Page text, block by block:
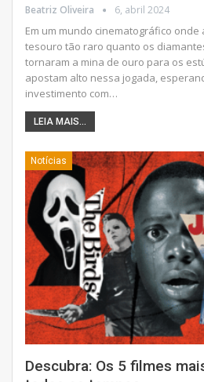
Beatriz Oliveira 6, abril 2024
Em um mundo cinematográfico
tesouro tão raro quanto os
tornaram a mina de ouro para os
apostam alto nessa jogada,
investimento com…
LEIA MAIS...
Notícias
Descubra: Os 5 filmes